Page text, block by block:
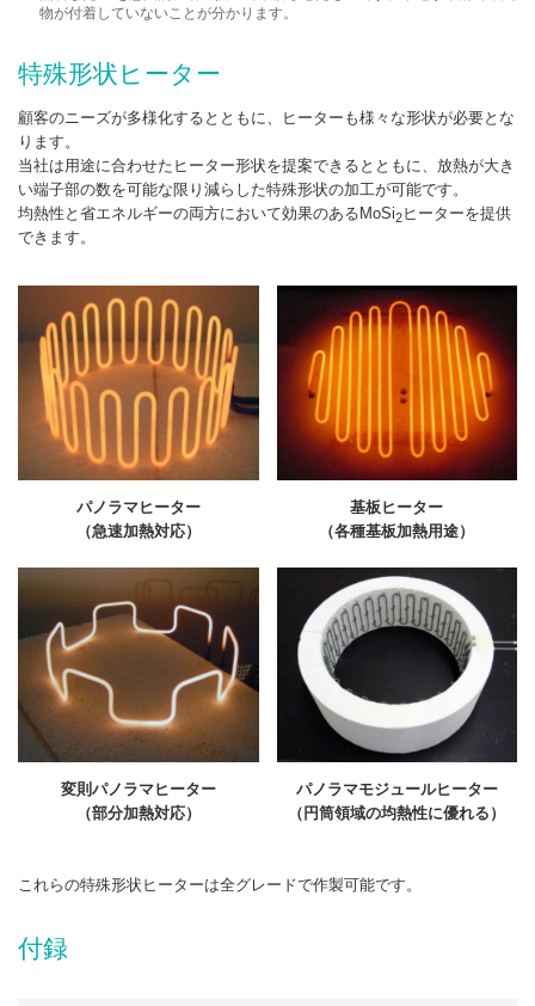
物が付着していないことが分かります。
特殊形状ヒーター
顧客のニーズが多様化するとともに、ヒーターも様々な形状が必要とな
ります。
当社は用途に合わせたヒーター形状を提案できるとともに、放熱が大き
い端子部の数を可能な限り減らした特殊形状の加工が可能です。
均熱性と省エネルギーの両方において効果のあるMoSi2ヒーターを提供
できます。
パノラマヒーター
（急速加熱対応）
基板ヒーター
（各種基板加熱用途）
変則パノラマヒーター
（部分加熱対応）
パノラマモジュールヒーター
（円筒領域の均熱性に優れる）
これらの特殊形状ヒーターは全グレードで作製可能です。
付録